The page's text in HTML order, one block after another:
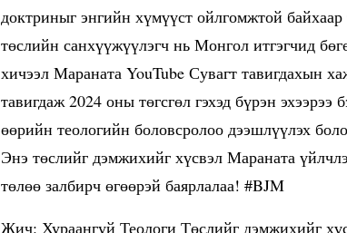
доктриныг энгийн хүмүүст ойлгомжтой
төслийн санхүүжүүлэгч нь Монгол итгэгчид
хичээл Мараната YouTube Сувагт тавигдахын
тавигдаж 2024 оны төгсгөл гэхэд бүрэн
өөрийн теологийн боловсролоо дээшлүүлэх
Энэ төслийг дэмжихийг хүсвэл Мараната
төлөө залбирч өгөөрэй баярлалаа! #BJM
Жич: Хураангуй Теологи Төслийг дэмжихийг